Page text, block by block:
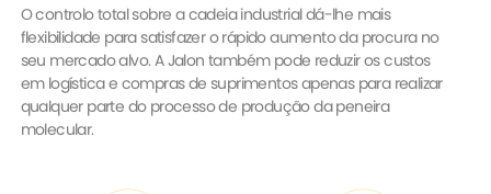
O controlo total sobre a cadeia industrial dá-lhe mais
flexibilidade para satisfazer o rápido aumento da procura no
seu mercado alvo. A Jalon também pode reduzir os custos
em logística e compras de suprimentos apenas para realizar
qualquer parte do processo de produção da peneira
molecular.